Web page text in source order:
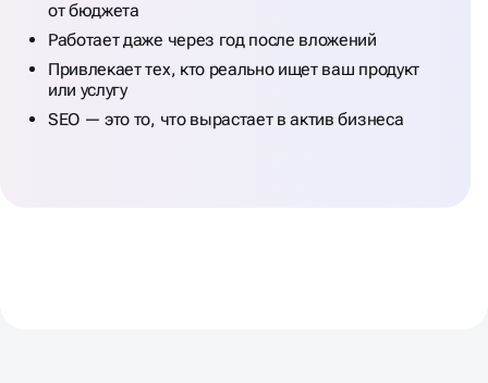
от бюджета
Работает даже через год после вложений
Привлекает тех, кто реально ищет ваш продукт
или услугу
SEO — это то, что вырастает в актив бизнеса